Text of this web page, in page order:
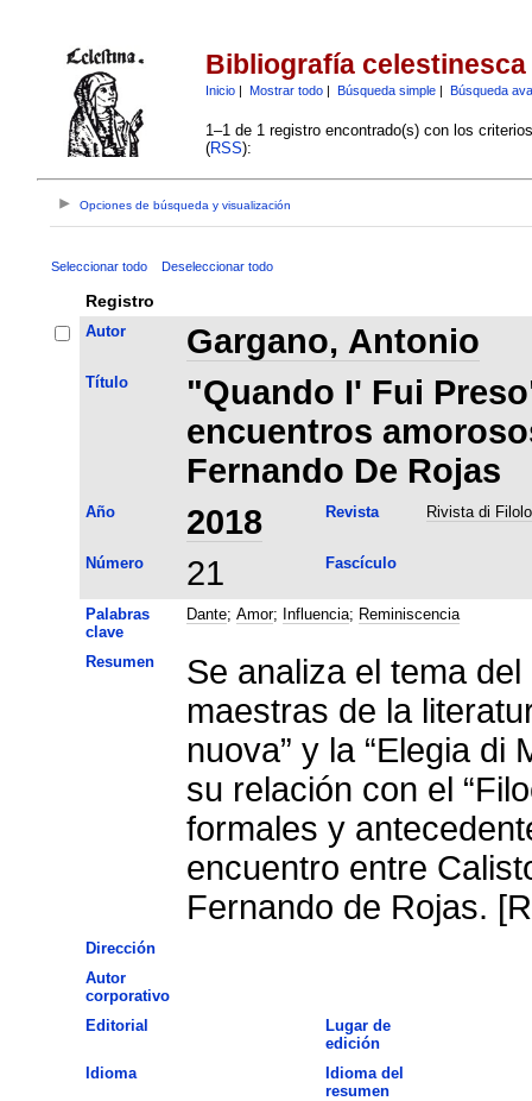
Bibliografía celestinesca
Inicio| Mostrar todo| Búsqueda simple| Búsqueda
1–1 de 1 registro encontrado(s) con los
(RSS):
Opciones de búsqueda y visualización
Seleccionar todo Deseleccionar todo
Registro
Autor Gargano, Antonio
Título
"Quando I' Fui
encuentros
Fernando De Rojas
Año 2018 Revista Rivista di
Número 21 Fascículo
Palabras
clave
Dante; Amor; Influencia; Reminiscencia
Resumen
Se analiza el tema
maestras de la
nuova” y la “Elegia di
su relación con el
formales y
encuentro entre
Fernando de Rojas.
Dirección
Autor
corporativo
Editorial
Lugar de
edición
Idioma
Idioma del
resumen